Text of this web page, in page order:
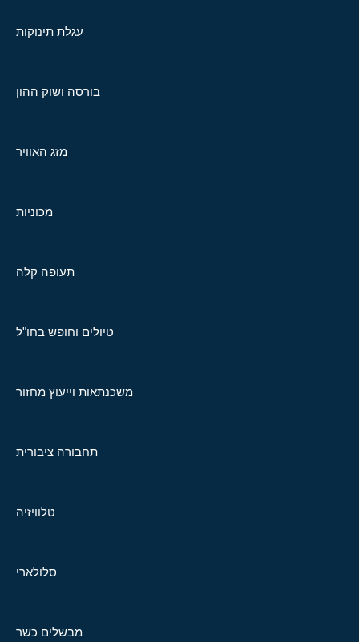
עגלת תינוקות
בורסה ושוק ההון
מזג האוויר
מכוניות
תעופה קלה
טיולים וחופש בחו"ל
משכנתאות וייעוץ מחזור
תחבורה ציבורית
טלוויזיה
סלולארי
מבשלים כשר